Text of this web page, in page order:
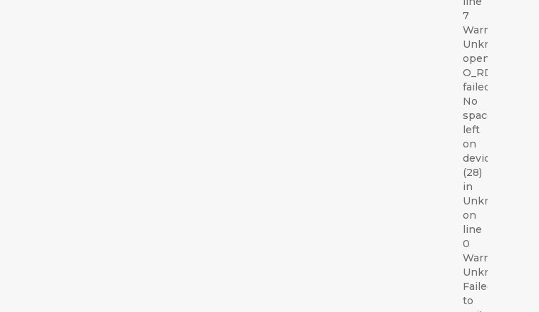
7
Warning:
Unknown:
open(/var/lib/
O_RDWR)
failed:
No
space
left
on
device
(28)
in
Unknown
on
line
0
Warning:
Unknown:
Failed
to